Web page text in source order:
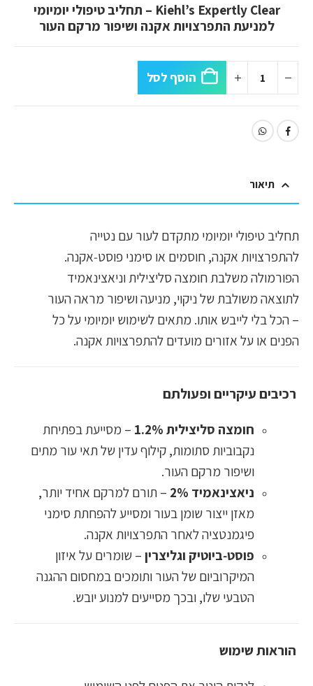
Kiehl’s Expertly Clear – תחליב טיפולי יומיומי
למניעת התפרצויות אקנה ושיפור מרקם העור
הוסף לסל
תיאור
תחליב טיפולי יומיומי מתקדם לעור עם נטייה
להתפרצויות אקנה, חוסמים או סימני פוסט‑אקנה.
הפורמולה משלבת חומצה סליצילית וניאצינאמיד
לתוצאה משולבת של ניקוי, מניעה ושיפור מראה העור
– הכל בלי לייבש אותו. מתאים לשימוש יומיומי על כל
הפנים או על אזורים מועדים להתפרצויות אקנה.
רכיבים עיקריים ופעולתם
חומצה סליצילית 1.2%
– מסייעת בפתיחת
נקבוביות סתומות, קילוף עדין של תאי עור מתים
ושיפור מרקם העור.
ניאצינאמיד 2%
– תורם למרקם אחיד יותר,
מאזן ייצור שומן בעור ומסייע להפחתת סימני
פיגמנטציה לאחר התפרצויות אקנה.
פוסט‑ביוטיק וגליצרין– שומרים על איזון
המיקרוביום של העור ותומכים במחסום ההגנה
הטבעי שלו, ובכך מסייעים למנוע יובש.
הוראות שימוש